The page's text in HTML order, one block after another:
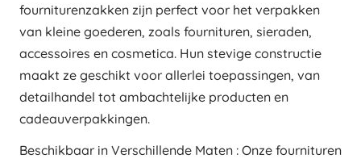
fourniturenzakken zijn perfect voor het verpakken
van kleine goederen, zoals fournituren, sieraden,
accessoires en cosmetica. Hun stevige constructie
maakt ze geschikt voor allerlei toepassingen, van
detailhandel tot ambachtelijke producten en
cadeauverpakkingen.
Beschikbaar in Verschillende Maten : Onze fournituren